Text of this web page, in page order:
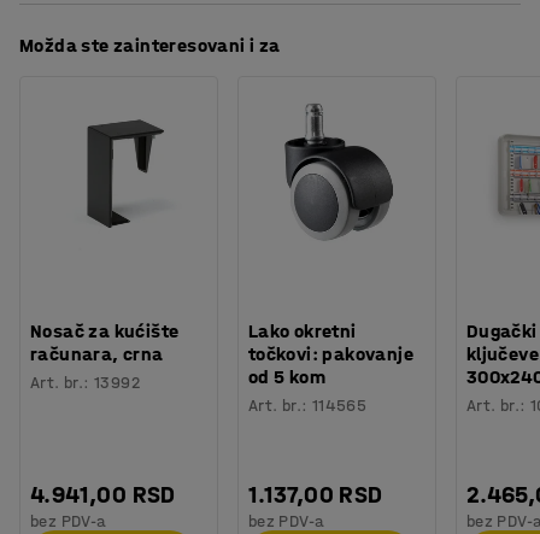
Težina: 1,8 kg
Možda ste zainteresovani i za
Nosač za kućište
računara, crna
Art. br.:13992
4.941,00 RSD
bez PDV-a
Lako okretni
točkovi: pakovanje
od 5 kom
Art. br.: 114565
1.137,00 RSD
bez PDV-a
Art. br.:
bez PDV-